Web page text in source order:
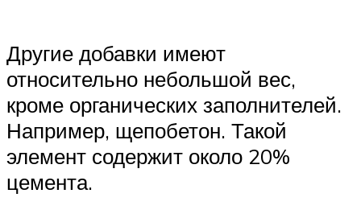
Другие добавки имеют
относительно небольшой вес,
кроме органических заполнителей.
Например, щепобетон. Такой
элемент содержит около 20%
цемента.